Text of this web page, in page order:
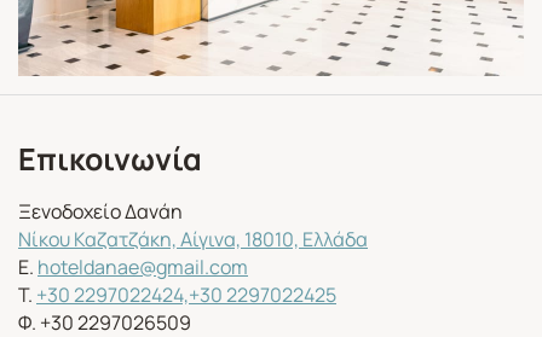
Επικοινωνία
Ξενοδοχείο Δανάη
Νίκου Καζατζάκη, Αίγινα, 18010, Ελλάδα
E. hoteldanae@gmail.com
T. +30 2297022424,+30 2297022425
Φ. +30 2297026509